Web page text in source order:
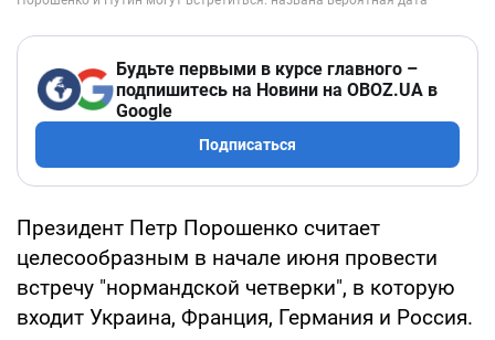
Будьте первыми в курсе главного –
подпишитесь на Новини на OBOZ.UA в
Google
Подписаться
Президент Петр Порошенко считает
целесообразным в начале июня провести
встречу "нормандской четверки", в которую
входит Украина, Франция, Германия и Россия.